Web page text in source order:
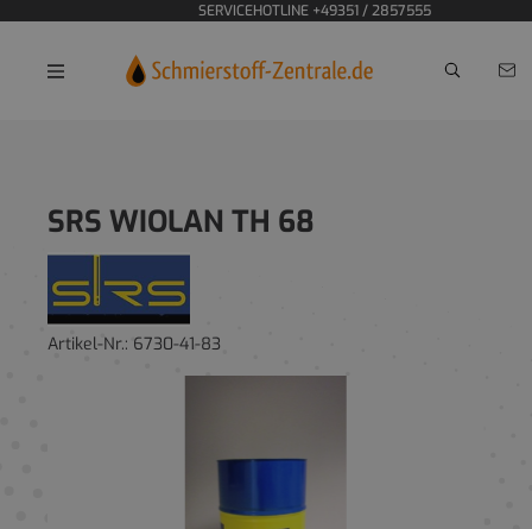
SERVICEHOTLINE +49351 / 2857555
SRS WIOLAN TH 68
Artikel-Nr.: 6730-41-83